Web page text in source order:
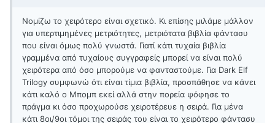
Noμίζω το χειρότερο είναι σχετικό. Κι επίσης μιλάμε μάλλον
για υπερτιμημένες μετριότητες, μετριότατα βιβλία φάντασυ
που είναι όμως πολύ γνωστά. Γιατί κάτι τυχαία βιβλία
γραμμένα από τυχαίους συγγραφείς μπορεί να είναι πολύ
χειρότερα από όσο μπορούμε να φανταστούμε. Για Dark Elf
Trilogy συμφωνώ ότι είναι τίμια βιβλία, προσπάθησε να κάνει
κάτι καλό ο Μπομπ εκεί αλλά στην πορεία ψόφησε το
πράγμα κι όσο προχωρούσε χειροτέρευε η σειρά. Για μένα
κάτι 8οι/9οι τόμοι της σειράς του είναι το χειρότερο φάντασυ